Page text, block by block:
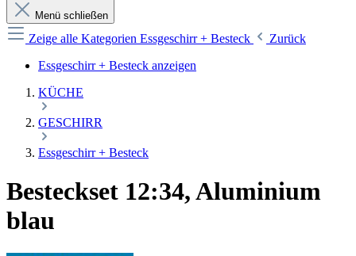
Menü schließen
Zeige alle Kategorien Essgeschirr + Besteck
Zurück
Essgeschirr + Besteck anzeigen
KÜCHE
GESCHIRR
Essgeschirr + Besteck
Besteckset 12:34, Aluminium
blau